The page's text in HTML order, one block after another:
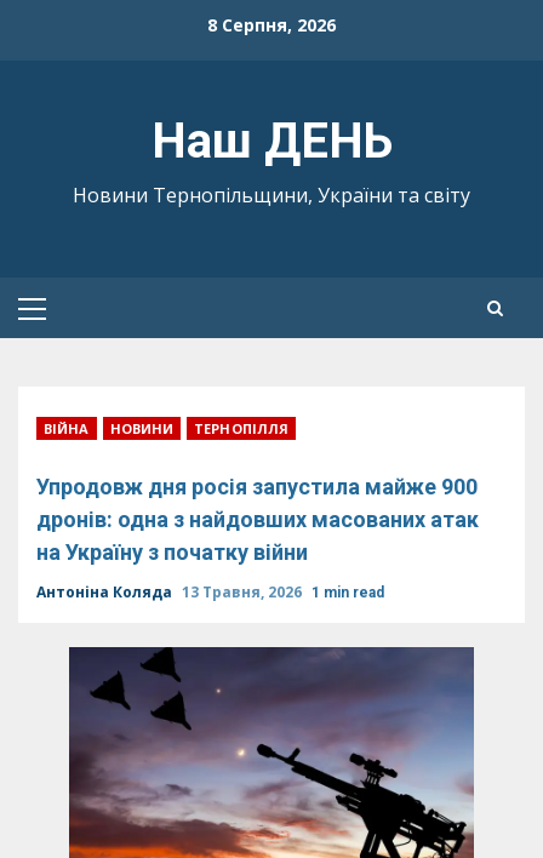
8 Серпня, 2026
Наш ДЕНЬ
Новини Тернопільщини, України та світу
Primary
ВІЙНА НОВИНИ ТЕРНОПІЛЛЯ
Упродовж дня росія запустила майже 900
дронів: одна з найдовших масованих атак
на Україну з початку війни
Антоніна Коляда 13 Травня, 2026 1 min read